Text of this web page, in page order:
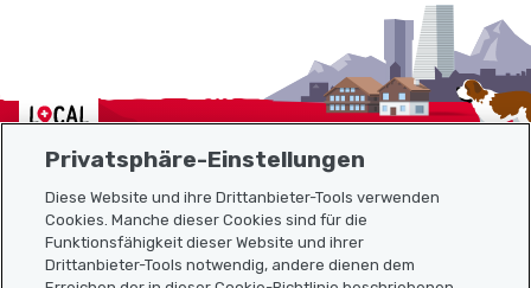
Localcities
Sitemap
Privatsphäre-Einstellungen
Diese Website und ihre Drittanbieter-Tools verwenden
Cookies. Manche dieser Cookies sind für die
Funktionsfähigkeit dieser Website und ihrer
Drittanbieter-Tools notwendig, andere dienen dem